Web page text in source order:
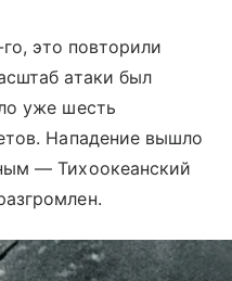
это повторили
атаки был
уже шесть
Нападение вышло
— Тихоокеанский